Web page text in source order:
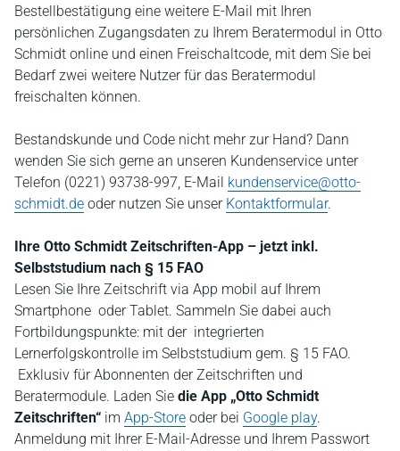
Bestellbestätigung eine weitere E-Mail mit Ihren
persönlichen Zugangsdaten zu Ihrem Beratermodul in Otto
Schmidt online und einen Freischaltcode, mit dem Sie bei
Bedarf zwei weitere Nutzer für das Beratermodul
freischalten können.
Bestandskunde und Code nicht mehr zur Hand? Dann
wenden Sie sich gerne an unseren Kundenservice unter
Telefon (0221) 93738-997, E-Mail kundenservice@otto-
schmidt.de oder nutzen Sie unser Kontaktformular.
Ihre Otto Schmidt Zeitschriften-App – jetzt inkl.
Selbststudium nach § 15 FAO
Lesen Sie Ihre Zeitschrift via App mobil auf Ihrem
Smartphone oder Tablet. Sammeln Sie dabei auch
Fortbildungspunkte: mit der integrierten
Lernerfolgskontrolle im Selbststudium gem. § 15 FAO.
Exklusiv für Abonnenten der Zeitschriften und
Beratermodule. Laden Sie die App „Otto Schmidt
Zeitschriften“ im App-Store oder bei Google play.
Anmeldung mit Ihrer E-Mail-Adresse und Ihrem Passwort